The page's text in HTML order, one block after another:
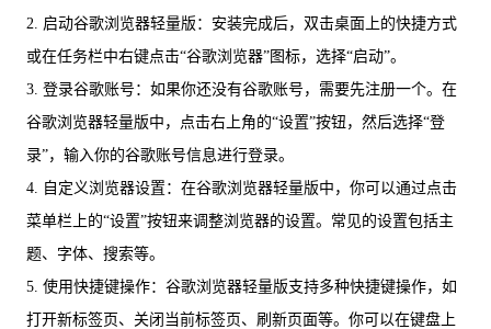
2. 启动谷歌浏览器轻量版：安装完成后，双击桌面上的快捷方式
或在任务栏中右键点击“谷歌浏览器”图标，选择“启动”。
3. 登录谷歌账号：如果你还没有谷歌账号，需要先注册一个。在
谷歌浏览器轻量版中，点击右上角的“设置”按钮，然后选择“登
录”，输入你的谷歌账号信息进行登录。
4. 自定义浏览器设置：在谷歌浏览器轻量版中，你可以通过点击
菜单栏上的“设置”按钮来调整浏览器的设置。常见的设置包括主
题、字体、搜索等。
5. 使用快捷键操作：谷歌浏览器轻量版支持多种快捷键操作，如
打开新标签页、关闭当前标签页、刷新页面等。你可以在键盘上